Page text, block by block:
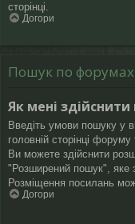
сторінці.
Догори
Пошук по форумах
Як мені
Введіть умови пошуку у
головній сторінці
Ви можете здійснити
"Розширений пошук", яке
Розміщення посилань
Догори